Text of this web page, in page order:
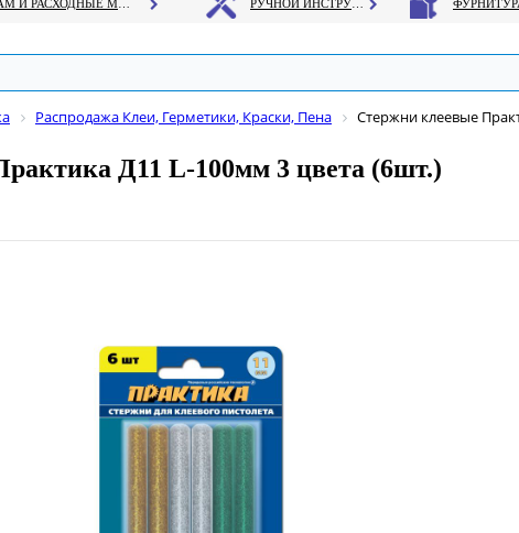
Распродажа Клеи, Герметики, Краски, Пена Стержни клеевые
Д11 L-100мм 3 цвета (6шт.)